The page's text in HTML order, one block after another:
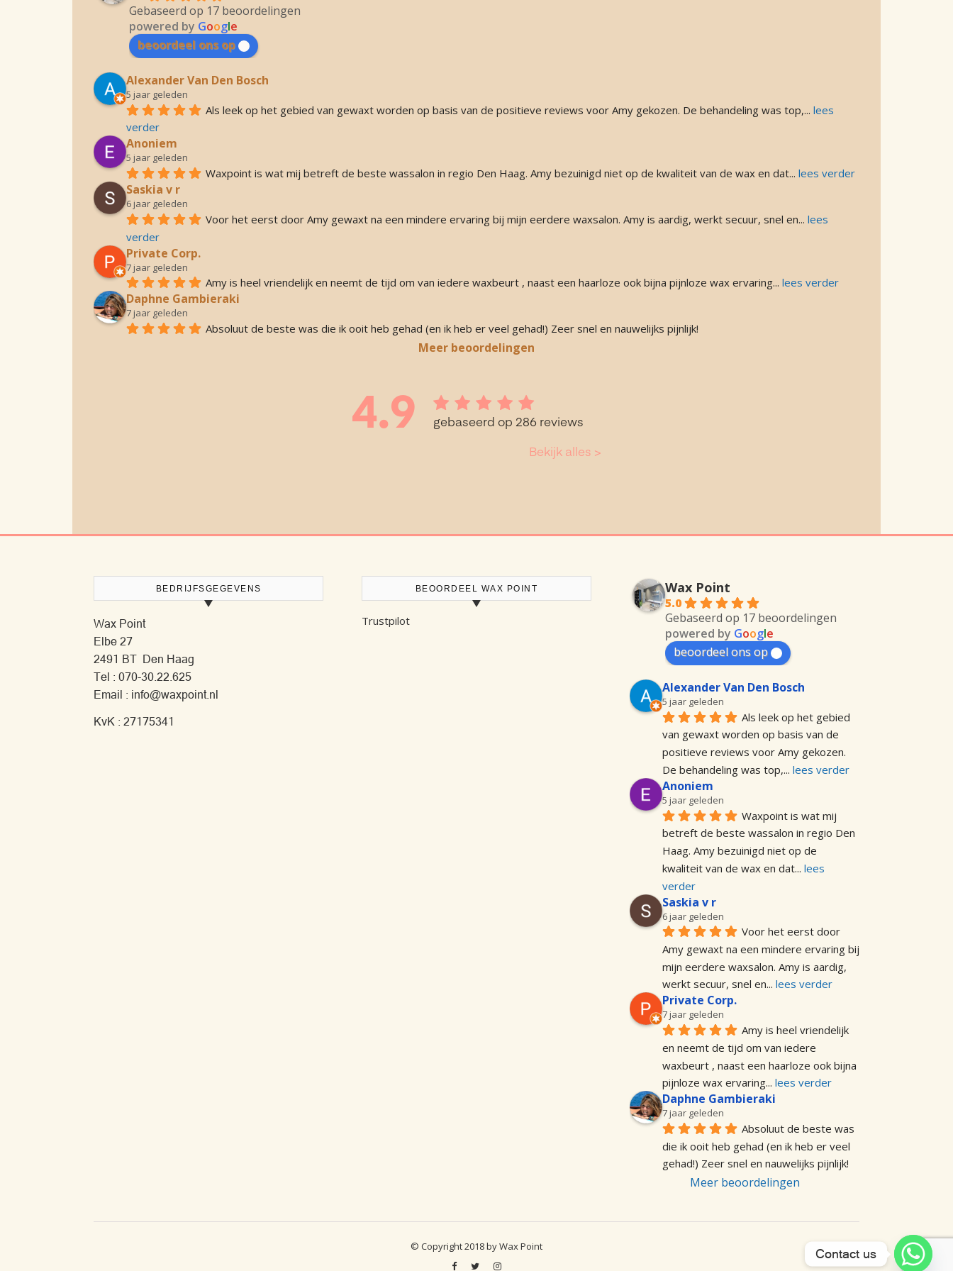
Gebaseerd op 17 beoordelingen
powered by Google
beoordeel ons op
Alexander Van Den Bosch
5 jaar geleden
Als leek op het gebied van gewaxt worden op basis van de positieve reviews voor Amy gekozen. De behandeling was top,... lees
verder
Anoniem
5 jaar geleden
Waxpoint is wat mij betreft de beste wassalon in regio Den Haag. Amy bezuinigd niet op de kwaliteit van de wax en dat... lees verder
Saskia v r
6 jaar geleden
Voor het eerst door Amy gewaxt na een mindere ervaring bij mijn eerdere waxsalon. Amy is aardig, werkt secuur, snel en... lees
verder
Private Corp.
7 jaar geleden
Amy is heel vriendelijk en neemt de tijd om van iedere waxbeurt , naast een haarloze ook bijna pijnloze wax ervaring... lees verder
Daphne Gambieraki
7 jaar geleden
Absoluut de beste was die ik ooit heb gehad (en ik heb er veel gehad!) Zeer snel en nauwelijks pijnlijk!
Meer beoordelingen
BEDRIJFSGEGEVENS
Wax Point
Elbe 27
2491 BT Den Haag
Tel : 070-30.22.625
Email : info@waxpoint.nl
KvK : 27175341
BEOORDEEL WAX POINT
Trustpilot
Wax Point
5.0
Gebaseerd op 17 beoordelingen
powered by Google
beoordeel ons op
Alexander Van Den Bosch
5 jaar geleden
Als leek op het gebied
van gewaxt worden op basis van de
positieve reviews voor Amy gekozen.
De behandeling was top,... lees verder
Anoniem
5 jaar geleden
Waxpoint is wat mij
betreft de beste wassalon in regio Den
Haag. Amy bezuinigd niet op de
kwaliteit van de wax en dat... lees
verder
Saskia v r
6 jaar geleden
Voor het eerst door
Amy gewaxt na een mindere ervaring bij
mijn eerdere waxsalon. Amy is aardig,
werkt secuur, snel en... lees verder
Private Corp.
7 jaar geleden
Amy is heel vriendelijk
en neemt de tijd om van iedere
waxbeurt , naast een haarloze ook bijna
pijnloze wax ervaring... lees verder
Daphne Gambieraki
7 jaar geleden
Absoluut de beste was
die ik ooit heb gehad (en ik heb er veel
gehad!) Zeer snel en nauwelijks pijnlijk!
Meer beoordelingen
© Copyright 2018 by Wax Point
Contact us